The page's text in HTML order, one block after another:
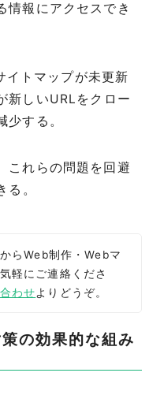
情報にアクセスでき
イトマップが未更新
新しいURLをクロー
する。
これらの問題を回避
る。
らWeb制作・Webマ
軽にご連絡くださ
わせよりどうぞ。
の効果的な組み